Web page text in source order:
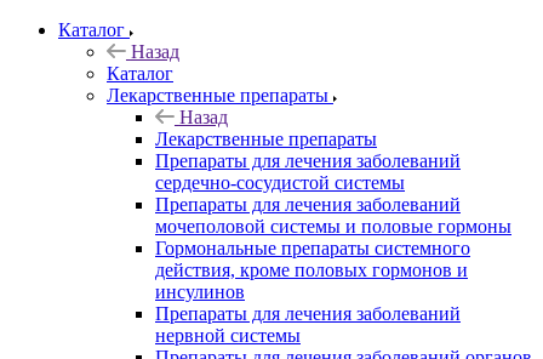
Каталог
Назад
Каталог
Лекарственные препараты
Назад
Лекарственные препараты
Препараты для лечения заболеваний
сердечно-сосудистой системы
Препараты для лечения заболеваний
мочеполовой системы и половые гормоны
Гормональные препараты системного
действия, кроме половых гормонов и
инсулинов
Препараты для лечения заболеваний
нервной системы